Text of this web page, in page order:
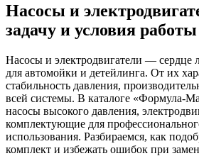
Насосы и
задачу и условия работы
Насосы и электродвигатели — сердце
для автомойки и детейлинга. От их
стабильность давления,
всей системы. В каталоге «Формула-
насосы высокого давления,
комплектующие для
использования. Разбираемся, как
комплект и избежать ошибок при